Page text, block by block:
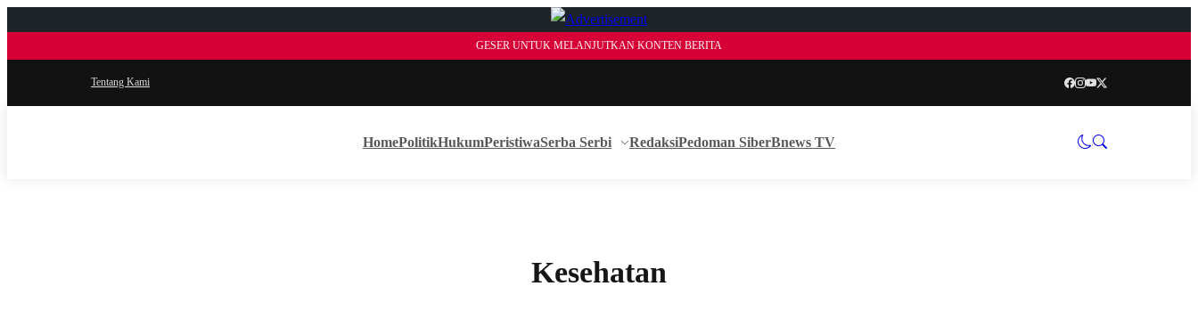
GESER UNTUK MELANJUTKAN KONTEN BERITA
Tentang Kami
HomePolitikHukumPeristiwaSerba Serbi RedaksiPedoman SiberBnews TV
Kesehatan